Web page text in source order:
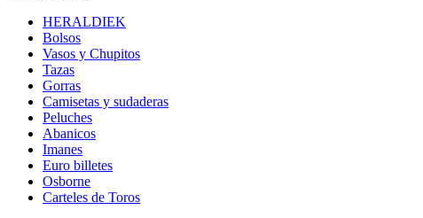
HERALDIEK
Bolsos
Vasos y Chupitos
Tazas
Gorras
Camisetas y sudaderas
Peluches
Abanicos
Imanes
Euro billetes
Osborne
Carteles de Toros